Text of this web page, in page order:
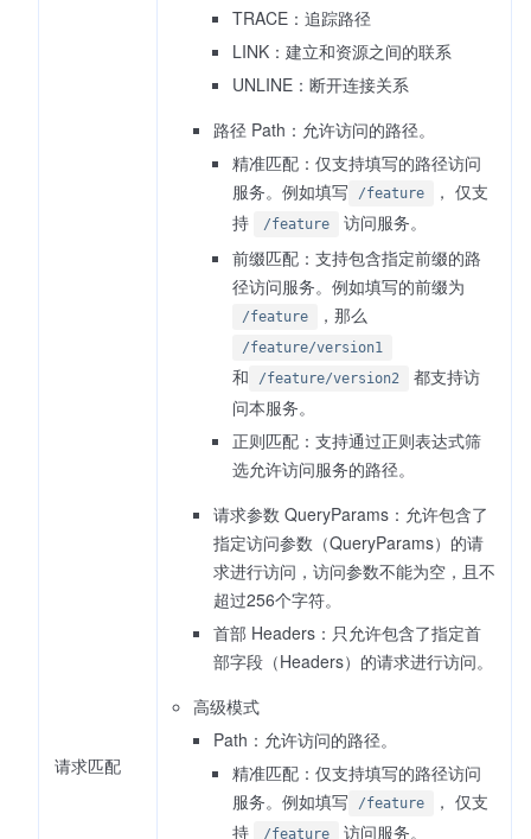
请求匹配
TRACE：追踪路径
LINK：建立和资源之间的联系
UNLINE：断开连接关系
路径 Path：允许访问的路径。
精准匹配：仅支持填写的路径访问
服务。例如填写
/feature
， 仅支
持
/feature
访问服务。
前缀匹配：支持包含指定前缀的路
径访问服务。例如填写的前缀为
/feature ，那么
/feature/version1
和 /feature/version2
都支持访
问本服务。
正则匹配：支持通过正则表达式筛
选允许访问服务的路径。
请求参数 QueryParams：允许包含了
指定访问参数（QueryParams）的请
求进行访问，访问参数不能为空，且不
超过256个字符。
首部 Headers：只允许包含了指定首
部字段（Headers）的请求进行访问。
高级模式
Path：允许访问的路径。
精准匹配：仅支持填写的路径访问
服务。例如填写
/feature
， 仅支
持
/feature
访问服务。